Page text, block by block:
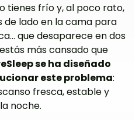
tienes frío y, al poco rato,
de lado en la cama para
que desaparece en dos
más cansado que
se ha diseñado
este problema:
fresca, estable y
noche.